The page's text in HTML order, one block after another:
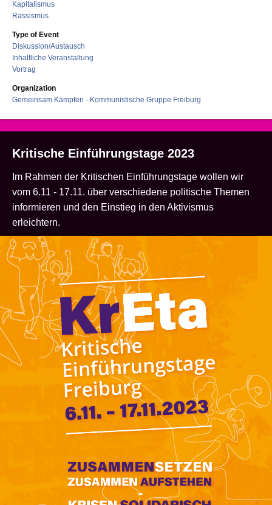
Kapitalismus
Rassismus
Type of Event
Diskussion/Austausch
Inhaltliche Veranstaltung
Vortrag
Organization
Gemeinsam Kämpfen - Kommunistische Gruppe Freiburg
Kritische Einführungstage 2023
Im Rahmen der Kritischen Einführungstage wollen wir
vom 6.11 - 17.11. über verschiedene politische Themen
informieren und den Einstieg in den Aktivismus
erleichtern.